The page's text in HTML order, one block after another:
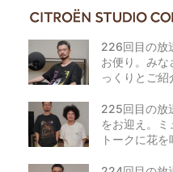
226回目の放
お便り。みな
っくりとご
225回目の放
をお迎え。ミ
トークに花